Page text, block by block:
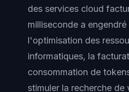
des services cloud
milliseconde a
l'optimisation des
informatiques, la
consommation de
stimuler la recherche